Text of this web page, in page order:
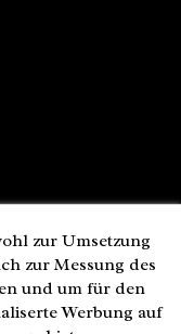
zur Umsetzung
zur Messung des
und um für den
Werbung auf